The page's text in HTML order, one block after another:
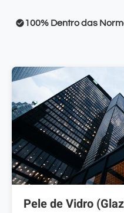
100% Dentro das
Pele de Vidro